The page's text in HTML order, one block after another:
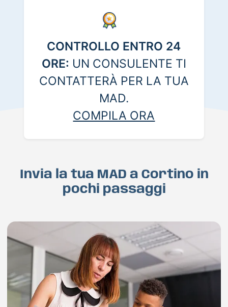
CONTROLLO ENTRO 24
ORE: UN CONSULENTE TI
CONTATTERÀ PER LA TUA
MAD.
COMPILA ORA
Invia la tua MAD a Cortino in
pochi passaggi